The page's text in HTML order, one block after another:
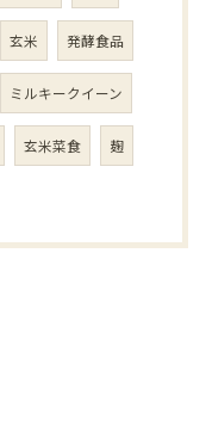
玄米 発酵食品
ミルキークイーン
玄米菜食 麹